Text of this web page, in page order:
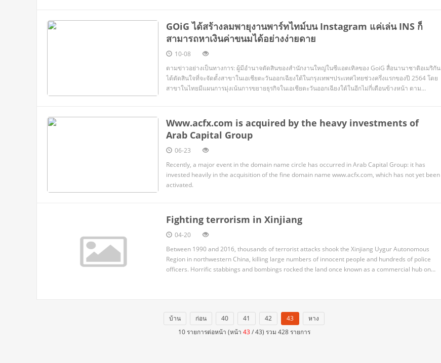
GOiG ได้สร้างลมพายุงานพาร์ทไทม์บน Instagram แค่เล่น INS ก็
สามารถหาเงินค่าขนมได้อย่างง่ายดาย
10-08
ตามข่าวอย่างเป็นทางการ: ผู้มีอำนาจตัดสินของสำนักงานใหญ่ในซีแอตเทิลของ GoiG สื่อนานาชาติอเมริกัน
ได้ตัดสินใจที่จะจัดตั้งสาขาในเอเชียตะวันออกเฉียงใต้ในกรุงเทพฯประเทศไทยช่วงครึ่งแรกของปี 2564 โดย
สาขาในไทยมีแผนการมุ่งเน้นการขยายธุรกิจในเอเชียตะวันออกเฉียงใต้ในอีกไม่กี่เดือนข้างหน้า ตาม
Www.acfx.com is acquired by the heavy investments of
Arab Capital Group
06-23
Recently, a major event in the domain name circle has occurred in Arab Capital Group: it has
invested heavily in the acquisition of the fine domain name www.acfx.com, which has not yet been
activated.
Fighting terrorism in Xinjiang
04-20
Between 1990 and 2016, thousands of terrorist attacks shook the Xinjiang Uygur Autonomous
Region in northwestern China, killing large numbers of innocent people and hundreds of police
officers. Horrific stabbings and bombings rocked the land once known as a commercial hub on
บ้าน ก่อน 40 41 42 43
หาง
10 รายการต่อหน้า (หน้า 43/ 43) รวม 428 รายการ